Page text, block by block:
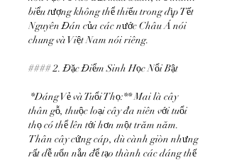
biểu tượng không thể thiếu trong dịp Tết
Nguyên Đán của các nước Châu Á nói
chung và Việt Nam nói riêng.
#### 2. Đặc Điểm Sinh Học Nổi Bật
*Dáng Vẻ và Tuổi Thọ:** Mai là cây
thân gỗ, thuộc loại cây đa niên với tuổi
thọ có thể lên tới hơn một trăm năm.
Thân cây cứng cáp, dù cành giòn nhưng
rất dễ uốn nắn để tạo thành các dáng thế